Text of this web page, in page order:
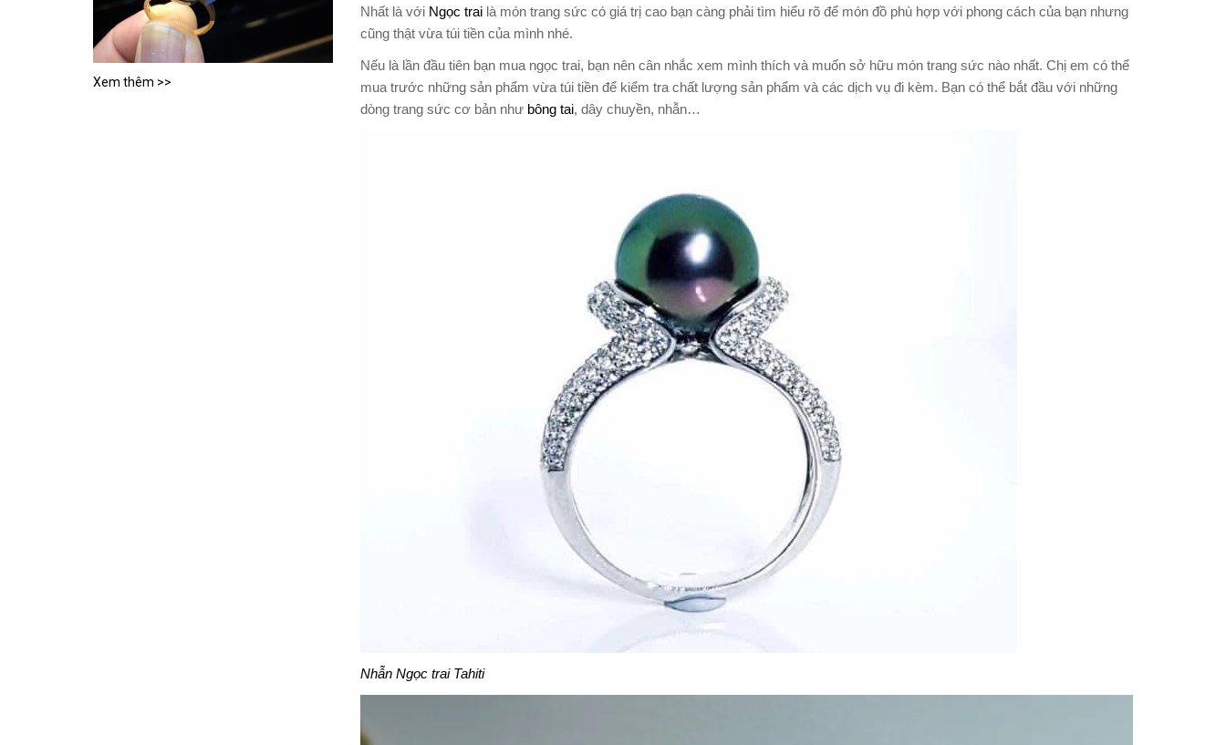
Nhất là với Ngọc trailà món trang sức có giá trị cao bạn càng phải tìm hiểu rõ để món đồ phù hợp với phong cách của bạn nhưng
cũng thật vừa túi tiền của mình nhé.
Nếu là lần đầu tiên bạn mua ngọc trai, bạn nên cân nhắc xem mình thích và muốn sở hữu món trang sức nào nhất. Chị em có thể
mua trước những sản phẩm vừa túi tiền để kiểm tra chất lượng sản phẩm và các dịch vụ đi kèm. Bạn có thể bắt đầu với những
dòng trang sức cơ bản như bông tai, dây chuyền, nhẫn…
Nhẫn Ngọc trai Tahiti
Xem thêm >>